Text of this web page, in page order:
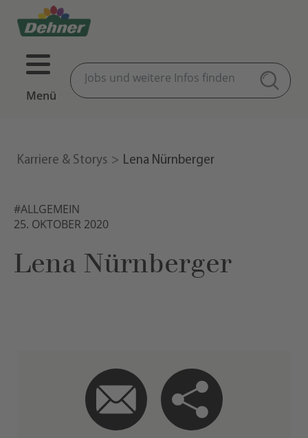
Menü
Karriere & Storys Lena Nürnberger
#ALLGEMEIN
25. OKTOBER 2020
Lena Nürnberger